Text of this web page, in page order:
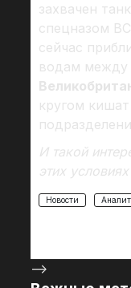
захвачен
спецназом
сейчас
водам между
кругом
И такой
этих
Новости
-->